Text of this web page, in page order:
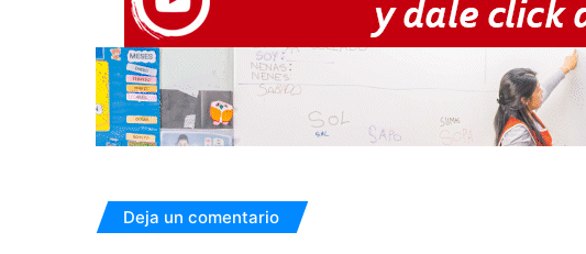
Deja un comentario